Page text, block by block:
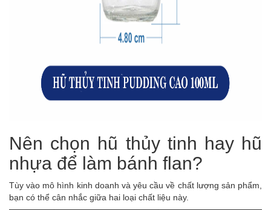
Nên chọn hũ thủy tinh hay hũ
nhựa để làm bánh flan?
Tùy vào mô hình kinh doanh và yêu cầu về chất lượng sản phẩm,
bạn có thể cân nhắc giữa hai loại chất liệu này.